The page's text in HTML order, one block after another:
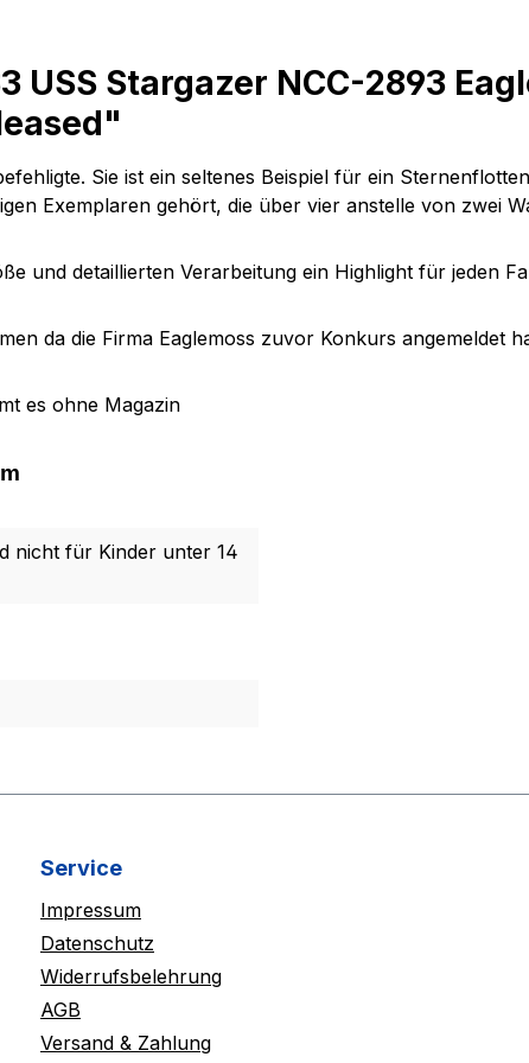
Stargazer NCC-2893
Sie ist ein seltenes Beispiel für ein
Exemplaren gehört, die über vier anstelle von zwei
und detaillierten Verarbeitung ein Highlight für jeden
da die Firma Eaglemoss zuvor Konkurs angemeldet
es ohne Magazin
nicht für Kinder unter 14
Service
Impressum
Datenschutz
Widerrufsbelehrung
AGB
Versand & Zahlung